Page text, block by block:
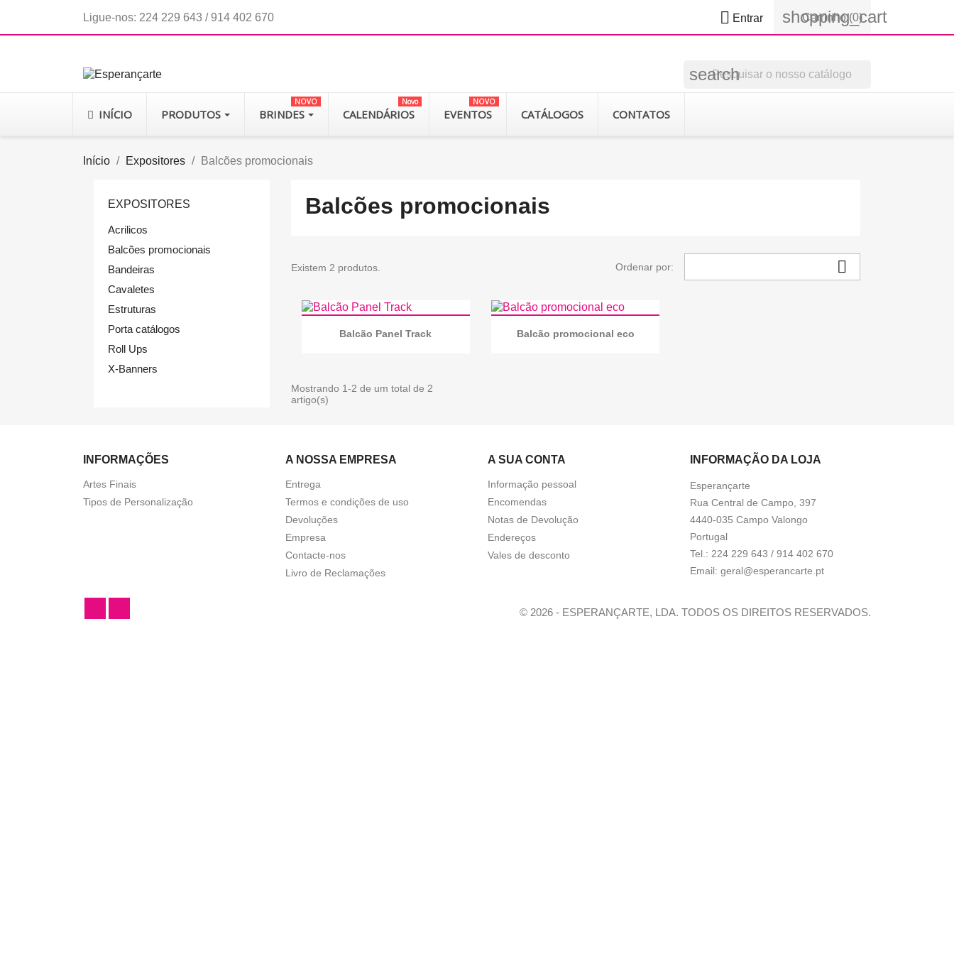
Ligue-nos: 224 229 643 / 914 402 670  Entrar shopping_cart
Carrinho (0)
search
INÍCIO PRODUTOS BRINDES
NOVO
CALENDÁRIOS
Novo
EVENTOS
NOVO
CATÁLOGOS CONTATOS
Início Expositores Balcões promocionais
EXPOSITORES
Acrilicos
Balcões promocionais
Bandeiras
Cavaletes
Estruturas
Porta catálogos
Roll Ups
X-Banners
Balcões promocionais
Existem 2 produtos. Ordenar por: 
Balcão Panel Track Balcão promocional eco
Mostrando 1-2 de um total de 2
artigo(s)
INFORMAÇÕES
Artes Finais
Tipos de Personalização
A NOSSA EMPRESA
Entrega
Termos e condições de uso
Devoluções
Empresa
Contacte-nos
Livro de Reclamações
A SUA CONTA
Informação pessoal
Encomendas
Notas de Devolução
Endereços
Vales de desconto
INFORMAÇÃO DA LOJA
Esperançarte
Rua Central de Campo, 397
4440-035 Campo Valongo
Portugal
Tel.: 224 229 643 / 914 402 670
Email: geral@esperancarte.pt
© 2026 - ESPERANÇARTE, LDA. TODOS OS DIREITOS RESERVADOS.